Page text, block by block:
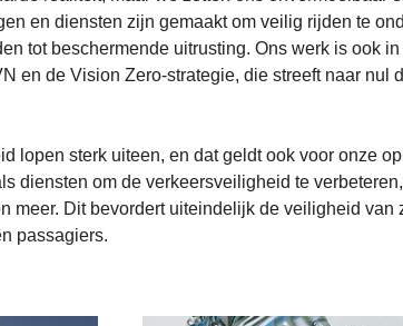
en diensten zijn gemaakt om veilig rijden te
tot beschermende uitrusting. Ons werk is ook
en de Vision Zero-strategie, die streeft naar nul
lopen sterk uiteen, en dat geldt ook voor onze
diensten om de verkeersveiligheid te
meer. Dit bevordert uiteindelijk de veiligheid van
passagiers.